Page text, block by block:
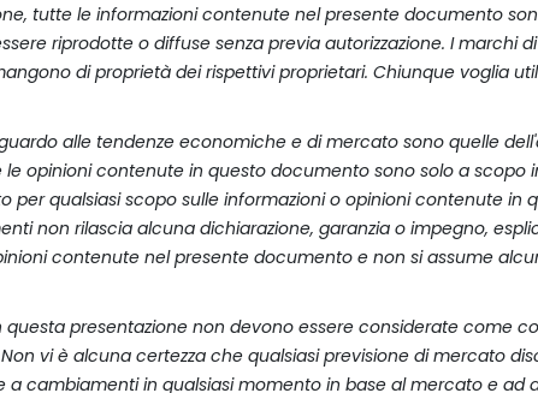
tutte le informazioni contenute nel presente documento
riprodotte o diffuse senza previa autorizzazione. I marchi
di proprietà dei rispettivi proprietari. Chiunque voglia
alle tendenze economiche e di mercato sono quelle
le opinioni contenute in questo documento sono solo a
per qualsiasi scopo sulle informazioni o opinioni contenute in
non rilascia alcuna dichiarazione, garanzia o impegno,
contenute nel presente documento e non si assume
questa presentazione non devono essere considerate come
vi è alcuna certezza che qualsiasi previsione di mercato
a cambiamenti in qualsiasi momento in base al mercato e ad